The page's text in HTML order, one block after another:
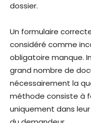
dossier.
Un formulaire
considéré comme
obligatoire manque.
grand nombre de
nécessairement la
méthode consiste à
uniquement dans